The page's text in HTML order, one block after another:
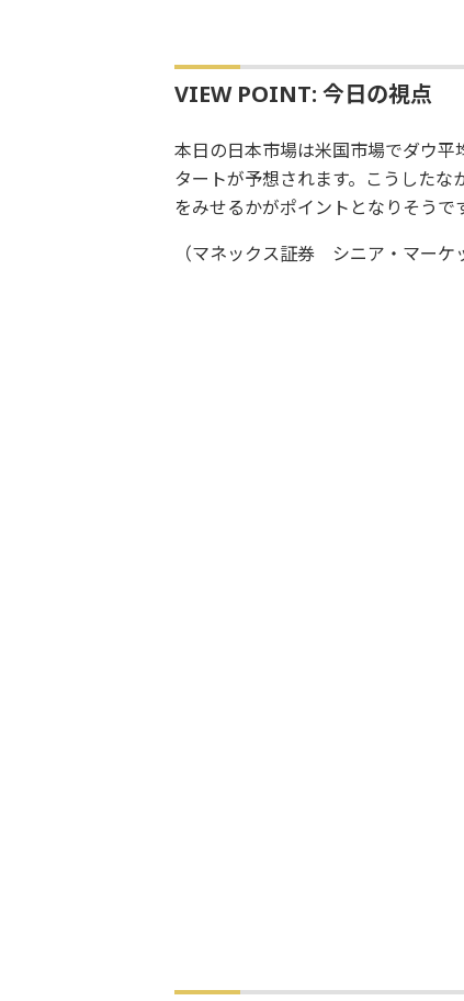
VIEW POINT: 今日の視点
本日の日本市場は米国市場でダウ
タートが予想されます。こうした
をみせるかがポイントとなりそうで
（マネックス証券 シニア・マーケ